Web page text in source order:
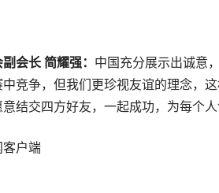
会长 简耀强： 中国充分展示出诚意
竞争，但我们更珍视友谊的理念，
结交四方好友，一起成功，为每个人
户端